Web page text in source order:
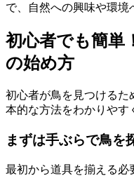
で、自然への興味や環境
初心者でも簡単
の始め方
初心者が鳥を見つけるた
本的な方法をわかりやす
まずは手ぶらで鳥を
最初から道具を揃える必